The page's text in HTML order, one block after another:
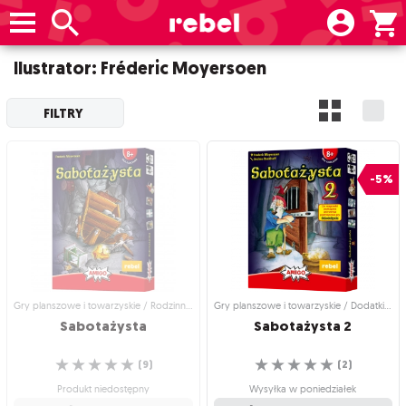
Ilustrator: Fréderic Moyersoen
FILTRY
Gry planszowe i towarzyskie / Rodzinne gry planszowe
Sabotażysta
☆
☆
☆
☆
☆ (9)
Produkt niedostępny
-5%
Gry planszowe i towarzyskie / Dodatki do gier
Sabotażysta 2
☆
☆
☆
☆
☆ (2)
Wysyłka w poniedziałek